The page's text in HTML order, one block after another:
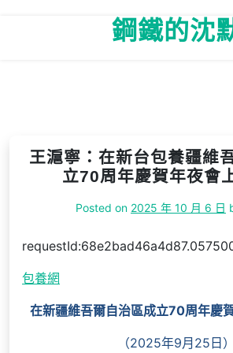
鋼鐵的沈
王滬寧：在新台包養疆維
立70周年慶賀年夜會
Posted on 2025 年 10 月 6 日
包養網
在新疆維吾爾自治區成立70周年慶
（2025年9月25日）